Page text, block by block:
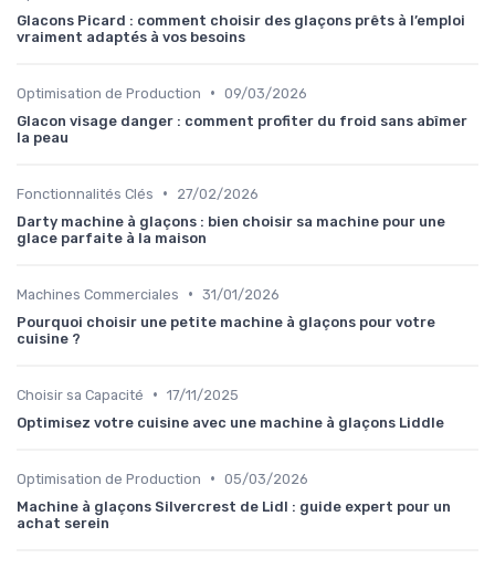
Glacons Picard : comment choisir des glaçons prêts à l’emploi
vraiment adaptés à vos besoins
Optimisation de Production • 09/03/2026
Glacon visage danger : comment profiter du froid sans abîmer
la peau
Fonctionnalités Clés •
27/02/2026
Darty machine à glaçons : bien choisir sa machine pour une
glace parfaite à la maison
Machines Commerciales • 31/01/2026
Pourquoi choisir une petite machine à glaçons pour votre
cuisine ?
Choisir sa Capacité • 17/11/2025
Optimisez votre cuisine avec une machine à glaçons Liddle
Optimisation de Production • 05/03/2026
Machine à glaçons Silvercrest de Lidl : guide expert pour un
achat serein